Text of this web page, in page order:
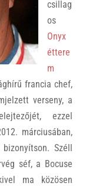
csillag
os
Onyx
éttere
m
francia chef,
verseny, a
ezzel
márciusában,
Széll
séf, a Bocuse
ma közösen